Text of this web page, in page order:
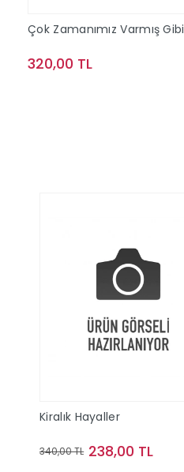
Çok Zamanımız Varmış Gibi
320,00 TL
Kiralık Hayaller
340,00 TL 238,00 TL